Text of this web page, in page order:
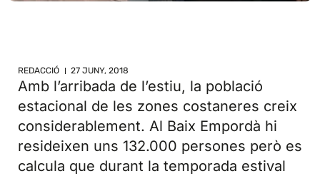
REDACCIÓ 27 JUNY, 2018
Amb l’arribada de l’estiu, la població
estacional de les zones costaneres creix
considerablement. Al Baix Empordà hi
resideixen uns 132.000 persones però es
calcula que durant la temporada estival